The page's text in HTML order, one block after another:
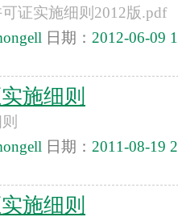
证实施细则2012版.pdf
日期： 2012-06-09
施细则
日期： 2011-08-19
施细则